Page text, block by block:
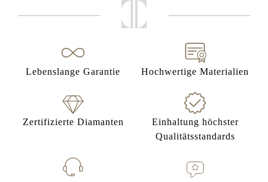
Lebenslange Garantie Hochwertige Materialien
Zertifizierte Diamanten
Einhaltung höchster
Qualitätsstandards